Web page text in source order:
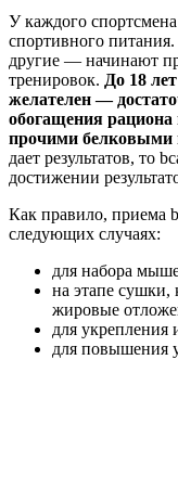
У каждого
спортивного
другие — начинают
тренировок. До 18
желателен —
обогащения
прочими белковыми
дает результатов, то
достижении
Как правило, приема
следующих случаях:
для набора
на этапе сушки,
жировые
для
для повышения